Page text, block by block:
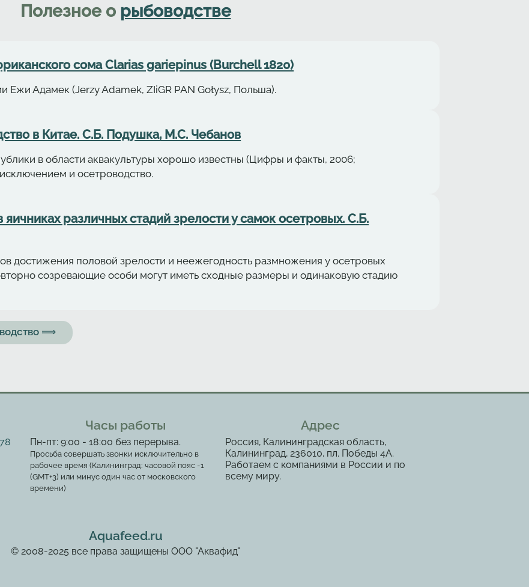
Полезное о рыбоводстве
сома Clarias gariepinus (Burchell 1820)
Ежи Адамек (Jerzy Adamek, ZIiGR PAN Gołysz, Польша).
в Китае. С.Б. Подушка, М.С. Чебанов
в области аквакультуры хорошо известны (Цифры и факты, 2006;
и осетроводство.
различных стадий зрелости у самок осетровых. С.Б.
достижения половой зрелости и неежегодность размножения у осетровых
созревающие особи могут иметь сходные размеры и одинаковую стадию
⟹
Часы работы
Пн-пт: 9:00 - 18:00 без перерыва.
Просьба совершать звонки исключительно в
рабочее время (Калининград: часовой пояс -1
(GMT+3) или минус один час от московского
времени)
Адрес
Россия, Калининградская область,
Калининград, 236010, пл. Победы 4А.
Работаем с компаниями в России и по
всему миру.
Aquafeed.ru
© 2008-2025 все права защищены ООО "Аквафид"